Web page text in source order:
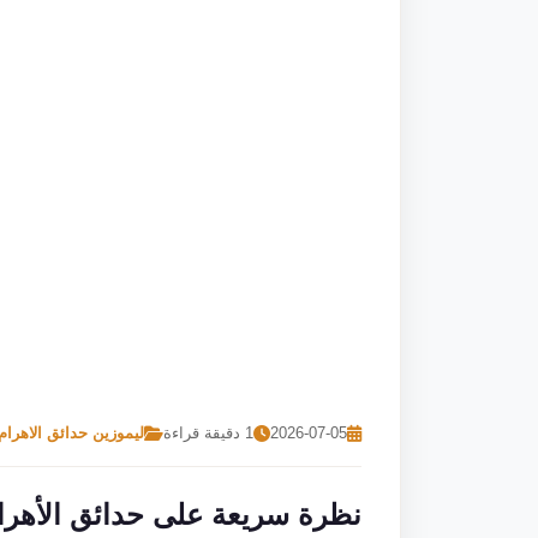
2026-07-05 1 دقيقة قراءة ليموزين حدائق
نظرة سريعة على حدائق